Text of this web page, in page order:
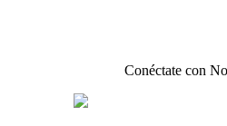
Conéctate con